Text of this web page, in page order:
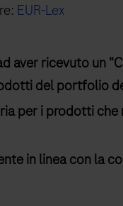
EUR-Lex
aver ricevuto un
del portfolio
per i prodotti che
in linea con la